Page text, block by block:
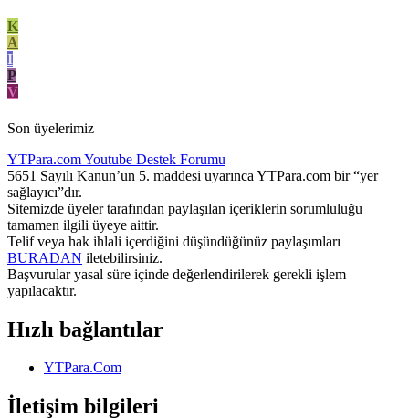
K
A
I
P
V
Son üyelerimiz
YTPara.comYoutube Destek Forumu
5651 Sayılı Kanun’un 5. maddesi uyarınca YTPara.com bir “yer
sağlayıcı”dır.
Sitemizde üyeler tarafından paylaşılan içeriklerin sorumluluğu
tamamen ilgili üyeye aittir.
Telif veya hak ihlali içerdiğini düşündüğünüz paylaşımları
BURADAN iletebilirsiniz.
Başvurular yasal süre içinde değerlendirilerek gerekli işlem
yapılacaktır.
Hızlı bağlantılar
YTPara.Com
İletişim bilgileri